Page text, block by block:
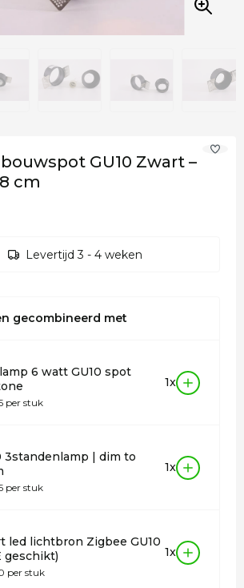
GU10 Zwart –
cm
Levertijd 3 - 4 weken
gecombineerd met
6 watt GU10 spot
per stuk
1x
3standenlamp | dim to
per stuk
1x
led lichtbron Zigbee GU10
geschikt)
per stuk
1x